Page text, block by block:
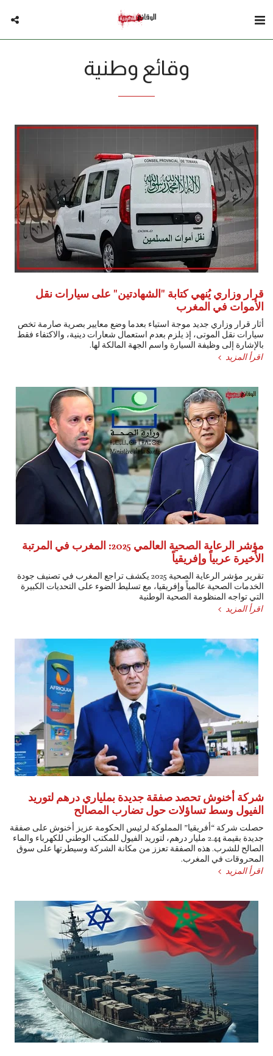
وقائع وطنية
قرار وزاري يُنهي كتابة "الشهادتين" على سيارات نقل
الأموات في المغرب
أثار قرار وزاري جديد موجة استياء بعدما وضع معايير بصرية صارمة تخص
سيارات نقل الموتى، إذ يلزم بعدم استعمال شعارات دينية، والاكتفاء فقط
بالإشارة إلى وظيفة السيارة واسم الجهة المالكة لها.
اقرأ المزيد
مؤشر الرعاية الصحية العالمي 2025: المغرب في المرتبة
الأخيرة عربياً وإفريقياً
تقرير مؤشر الرعاية الصحية 2025 يكشف تراجع المغرب في تصنيف جودة
الخدمات الصحية عالمياً وإفريقيا، مع تسليط الضوء على التحديات الكبيرة
التي تواجه المنظومة الصحية الوطنية
اقرأ المزيد
شركة أخنوش تحصد صفقة جديدة بملياري درهم لتوريد
الفيول وسط تساؤلات حول تضارب المصالح
حصلت شركة “أفريقيا” المملوكة لرئيس الحكومة عزيز أخنوش على صفقة
جديدة بقيمة 2.44 مليار درهم، لتوريد الفيول للمكتب الوطني للكهرباء والماء
الصالح للشرب. هذه الصفقة تعزز من مكانة الشركة وسيطرتها على سوق
المحروقات في المغرب.
اقرأ المزيد